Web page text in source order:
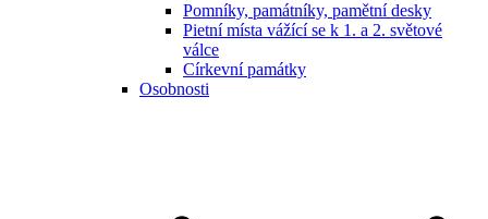
Pomníky, památníky, pamětní desky
Pietní místa vážící se k 1. a 2. světové
válce
Církevní památky
Osobnosti